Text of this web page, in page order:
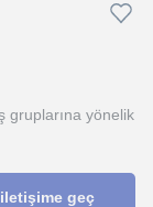
gruplarına yönelik
geç